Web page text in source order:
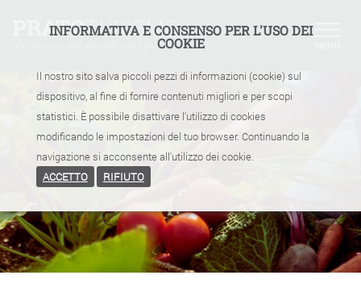
INFORMATIVA E CONSENSO PER L'USO DEI
COOKIE
Il nostro sito salva piccoli pezzi di informazioni (cookie) sul
dispositivo, al fine di fornire contenuti migliori e per scopi
statistici. È possibile disattivare l'utilizzo di cookies
modificando le impostazioni del tuo browser. Continuando la
navigazione si acconsente all'utilizzo dei cookie.
ACCETTO
RIFIUTO